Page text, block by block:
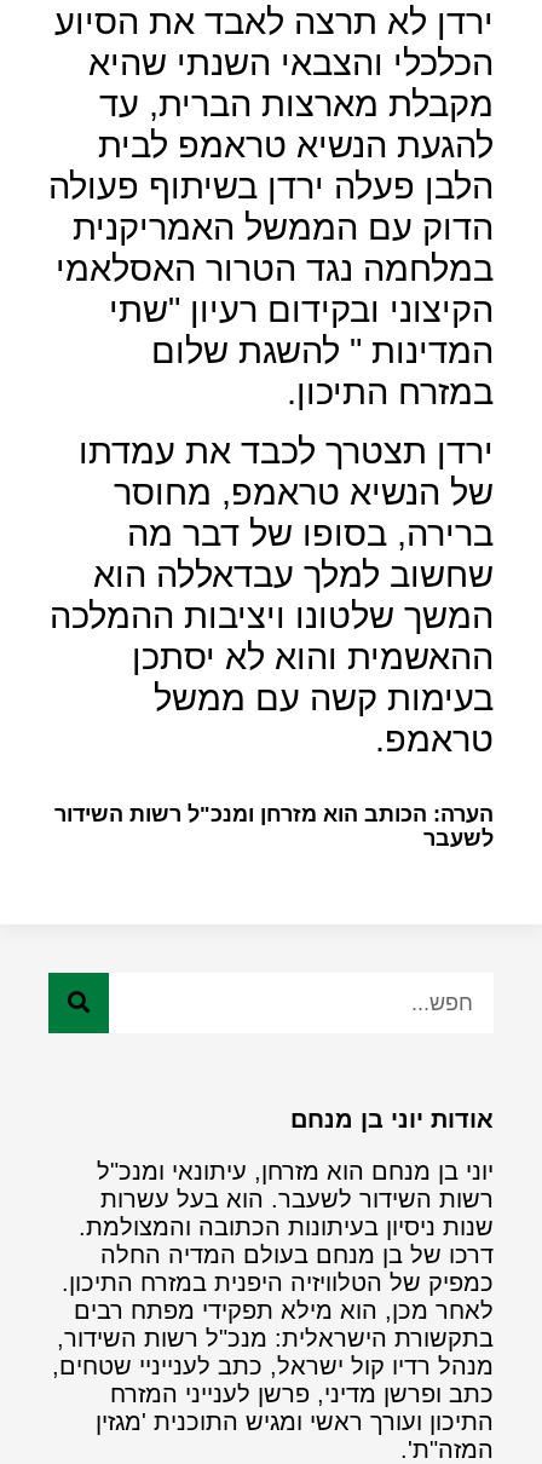
ירדן לא תרצה לאבד את הסיוע
הכלכלי והצבאי השנתי שהיא
מקבלת מארצות הברית, עד
להגעת הנשיא טראמפ לבית
הלבן פעלה ירדן בשיתוף פעולה
הדוק עם הממשל האמריקנית
במלחמה נגד הטרור האסלאמי
הקיצוני ובקידום רעיון "שתי
המדינות " להשגת שלום
במזרח התיכון.
ירדן תצטרך לכבד את עמדתו
של הנשיא טראמפ, מחוסר
ברירה, בסופו של דבר מה
שחשוב למלך עבדאללה הוא
המשך שלטונו ויציבות ההמלכה
ההאשמית והוא לא יסתכן
בעימות קשה עם ממשל
טראמפ.
הערה: הכותב הוא מזרחן ומנכ"ל רשות השידור
לשעבר
אודות יוני בן מנחם
יוני בן מנחם הוא מזרחן, עיתונאי ומנכ"ל
רשות השידור לשעבר. הוא בעל עשרות
שנות ניסיון בעיתונות הכתובה והמצולמת.
דרכו של בן מנחם בעולם המדיה החלה
כמפיק של הטלוויזיה היפנית במזרח התיכון.
לאחר מכן, הוא מילא תפקידי מפתח רבים
בתקשורת הישראלית: מנכ"ל רשות השידור,
מנהל רדיו קול ישראל, כתב לענייניי שטחים,
כתב ופרשן מדיני, פרשן לענייני המזרח
התיכון ועורך ראשי ומגיש התוכנית 'מגזין
המזה"ת'.